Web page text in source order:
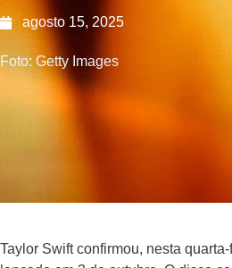
agosto 15, 2025
Foto: Getty Images
Taylor Swift confirmou, nesta